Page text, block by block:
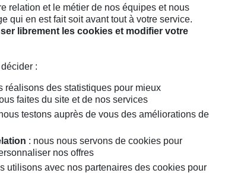
relation et le métier de nos équipes et nous
qui en est fait soit avant tout à votre service.
librement les cookies et modifier votre
:
réalisons des statistiques pour mieux
faites du site et de nos services
testons auprès de vous des améliorations de
: nous nous servons de cookies pour
nos offres
utilisons avec nos partenaires des cookies pour